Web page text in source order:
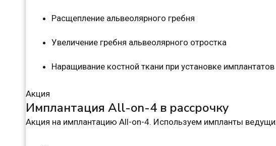
Расщепление альвеолярного гребня
Увеличение гребня альвеолярного отростка
Наращивание костной ткани при установке имплантатов
Акция
Имплантация All-on-4 в рассрочку
Акция на имплантацию All-on-4. Используем импланты